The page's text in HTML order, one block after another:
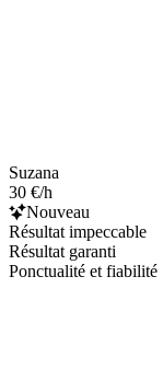
Suzana
30 €/h
Nouveau
Résultat impeccable
Résultat garanti
Ponctualité et fiabilité